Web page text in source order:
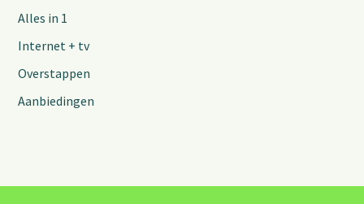
Alles in 1
Internet + tv
Overstappen
Aanbiedingen